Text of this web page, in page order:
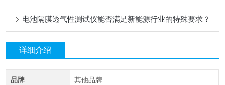
电池隔膜透气性测试仪能否满足新能源行业的特殊要求？
详细介绍
品牌 其他品牌